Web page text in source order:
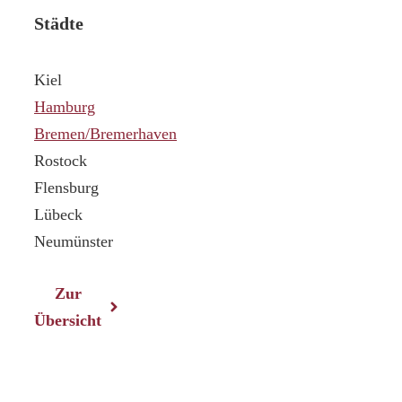
Städte
Kiel
Hamburg
Bremen/Bremerhaven
Rostock
Flensburg
Lübeck
Neumünster
Zur
Übersicht